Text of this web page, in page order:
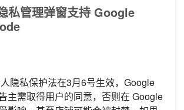
私管理弹窗支持 Google
隐私保护法在3月6号生效，Google
主需取得用户的同意，否则在 Google